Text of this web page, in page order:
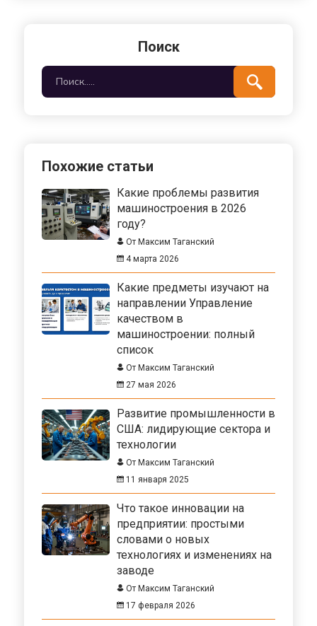
Поиск
Похожие статьи
Какие проблемы развития
машиностроения в 2026
году?
От Максим Таганский
4 марта 2026
Какие предметы изучают на
направлении Управление
качеством в
машиностроении: полный
список
От Максим Таганский
27 мая 2026
Развитие промышленности в
США: лидирующие сектора и
технологии
От Максим Таганский
11 января 2025
Что такое инновации на
предприятии: простыми
словами о новых
технологиях и изменениях на
заводе
От Максим Таганский
17 февраля 2026